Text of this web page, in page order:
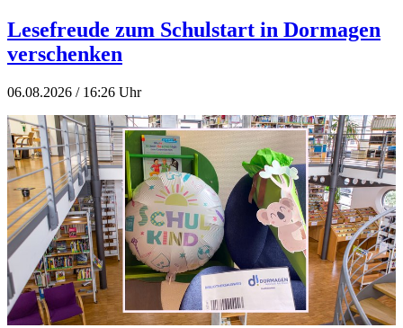
Lesefreude zum Schulstart in Dormagen
verschenken
06.08.2026 / 16:26 Uhr